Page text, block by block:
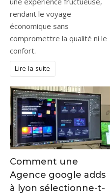
rendant le voyage
économique sans
compromettre la qualité ni le
confort.
Lire la suite
Comment une
Agence google adds
à lyon sélectionne-t-